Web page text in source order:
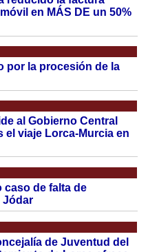
en MÁS DE un 50%
por la procesión de la
al Gobierno Central
el viaje Lorca-Murcia en
caso de falta de
Jódar
de Juventud del